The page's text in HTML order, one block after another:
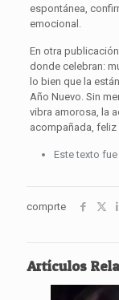
espontánea,
emocional.
En otra
donde celebran:
lo bien que la
Año Nuevo. Sin
vibra amorosa, la
acompañada, feliz
Este texto
comprte
Artículos